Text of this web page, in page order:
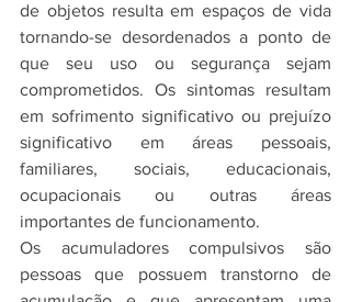
de objetos resulta em espaços de vida
tornando-se desordenados a ponto de
que seu uso ou segurança sejam
comprometidos. Os sintomas resultam
em sofrimento significativo ou prejuízo
significativo em áreas pessoais,
familiares, sociais, educacionais,
ocupacionais ou outras áreas
importantes de funcionamento.
Os acumuladores compulsivos são
pessoas que possuem transtorno de